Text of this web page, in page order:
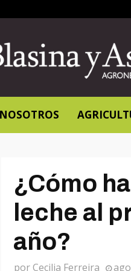
¿Cómo
leche al
año?
porCecilia Ferreira